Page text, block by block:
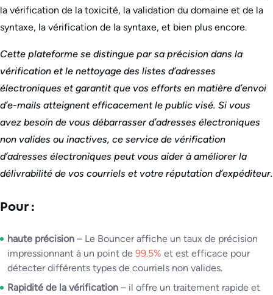
la vérification de la toxicité, la validation du domaine et de la
syntaxe, la vérification de la syntaxe, et bien plus encore.
Cette plateforme se distingue par sa précision dans la
vérification et le nettoyage des listes d’adresses
électroniques et garantit que vos efforts en matière d’envoi
d’e-mails atteignent efficacement le public visé. Si vous
avez besoin de vous débarrasser d’adresses électroniques
non valides ou inactives, ce service de vérification
d’adresses électroniques peut vous aider à améliorer la
délivrabilité de vos courriels et votre réputation d’expéditeur.
Pour :
haute précision – Le Bouncer affiche un taux de précision
impressionnant à un point de 99.5% et est efficace pour
détecter différents types de courriels non valides.
Rapidité de la vérification – il offre un traitement rapide et